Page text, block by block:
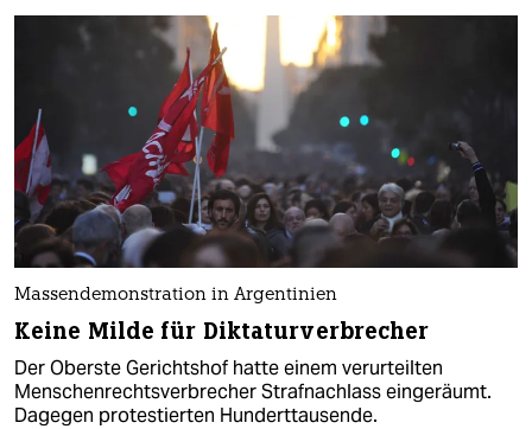
Massendemonstration in Argentinien
Keine Milde für Diktaturverbrecher
Der Oberste Gerichtshof hatte einem verurteilten
Menschenrechtsverbrecher Strafnachlass eingeräumt.
Dagegen protestierten Hunderttausende.